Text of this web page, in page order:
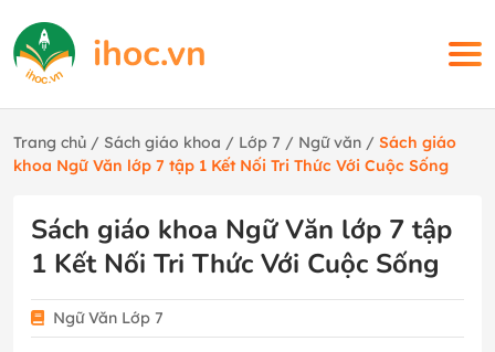
Trang chủ / Sách giáo khoa / Lớp 7 / Ngữ văn / Sách giáo
khoa Ngữ Văn lớp 7 tập 1 Kết Nối Tri Thức Với Cuộc Sống
Sách giáo khoa Ngữ Văn lớp 7 tập
1 Kết Nối Tri Thức Với Cuộc Sống
Ngữ Văn Lớp 7